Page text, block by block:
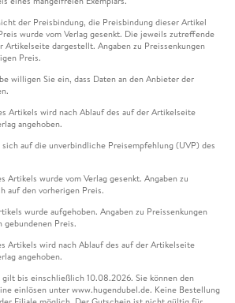
der Preisbindung, die Preisbindung dieser Artikel
wurde vom Verlag gesenkt. Die jeweils zutreffende
dargestellt. Angaben zu Preissenkungen
Preis.
willigen Sie ein, dass Daten an den Anbieter der
Artikels wird nach Ablauf des auf der Artikelseite
angehoben.
auf die unverbindliche Preisempfehlung (UVP) des
Artikels wurde vom Verlag gesenkt. Angaben zu
auf den vorherigen Preis.
wurde aufgehoben. Angaben zu Preissenkungen
gebundenen Preis.
Artikels wird nach Ablauf des auf der Artikelseite
angehoben.
gilt bis einschließlich 10.08.2026. Sie können den
einlösen unter www.hugendubel.de. Keine Bestellung